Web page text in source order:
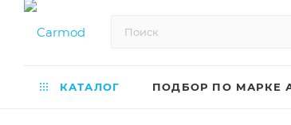
КАТАЛОГ ПОДБОР ПО МАРКЕ